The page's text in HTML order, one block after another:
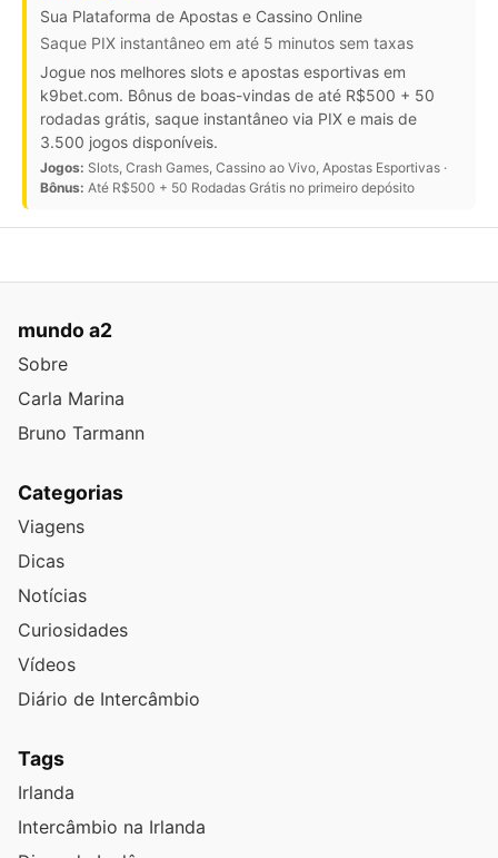
Sua Plataforma de Apostas e Cassino Online
Saque PIX instantâneo em até 5 minutos sem taxas
Jogue nos melhores slots e apostas esportivas em
k9bet.com. Bônus de boas-vindas de até R$500 + 50
rodadas grátis, saque instantâneo via PIX e mais de
3.500 jogos disponíveis.
Jogos: Slots, Crash Games, Cassino ao Vivo, Apostas Esportivas ·
Bônus: Até R$500 + 50 Rodadas Grátis no primeiro depósito
mundo a2
Sobre
Carla Marina
Bruno Tarmann
Categorias
Viagens
Dicas
Notícias
Curiosidades
Vídeos
Diário de Intercâmbio
Tags
Irlanda
Intercâmbio na Irlanda